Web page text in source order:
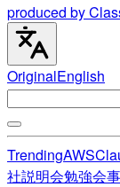
produced by
OriginalEnglish
TrendingAWS
社説明会勉強会